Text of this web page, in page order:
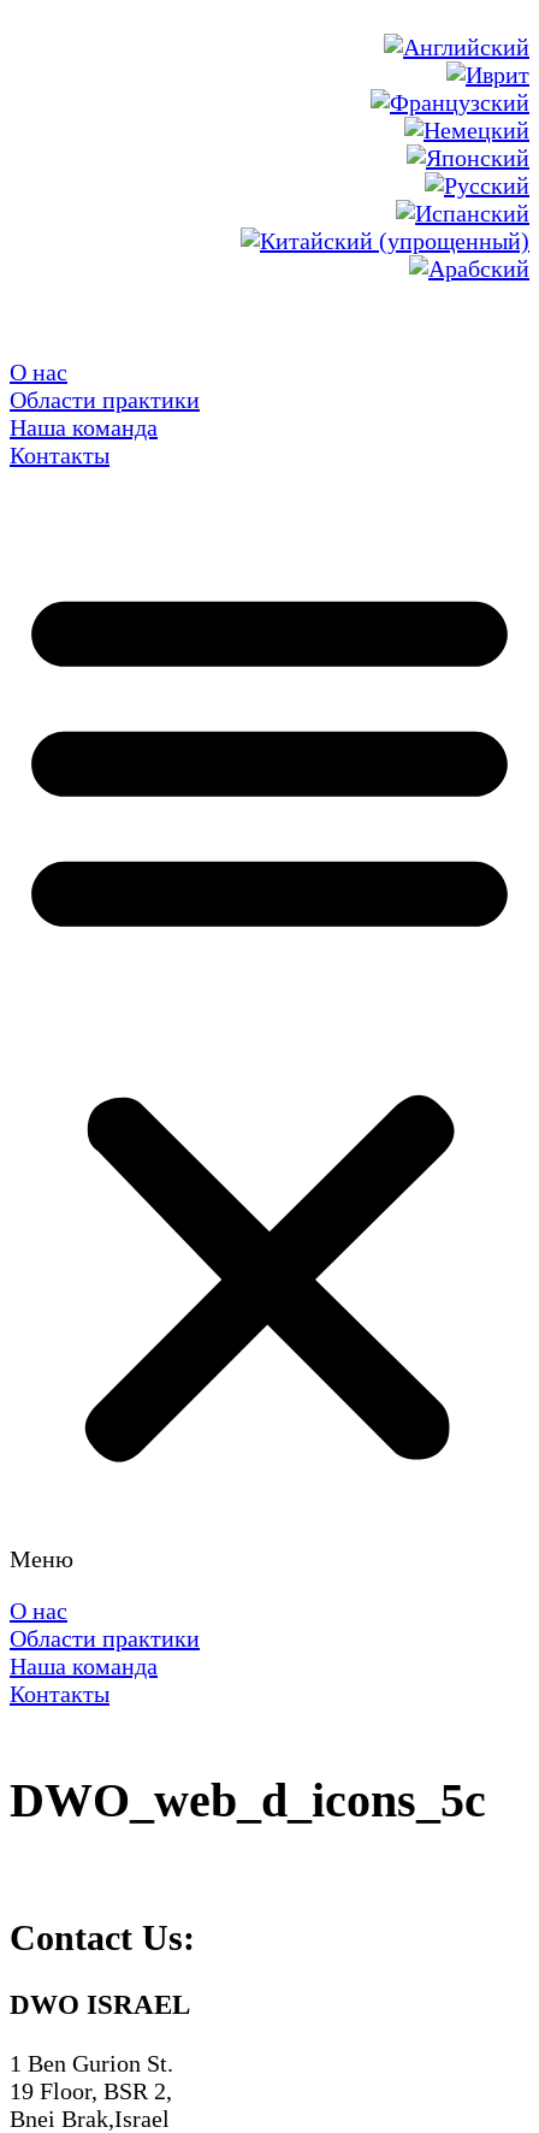
О нас
Области практики
Наша команда
Контакты
Меню
О нас
Области практики
Наша команда
Контакты
DWO_web_d_icons_5c
Contact Us:
DWO ISRAEL
1 Ben Gurion St.
19 Floor, BSR 2,
Bnei Brak,Israel